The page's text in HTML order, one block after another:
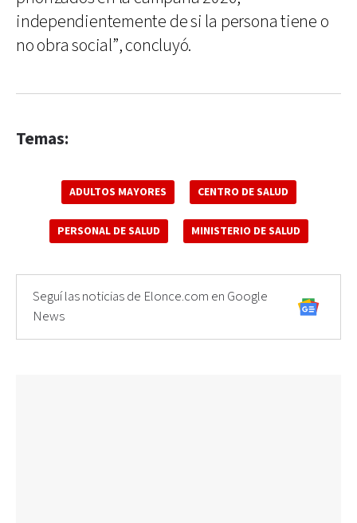
independientemente de si la persona tiene o
no obra social”, concluyó.
Temas:
ADULTOS MAYORES CENTRO DE SALUD
PERSONAL DE SALUD MINISTERIO DE SALUD
Seguí las noticias de Elonce.com en Google
News